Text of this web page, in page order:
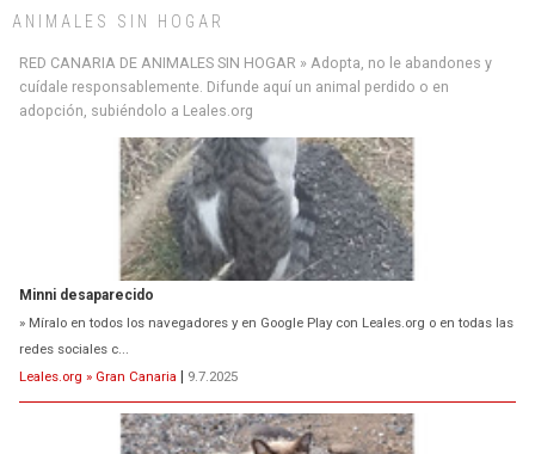
ANIMALES SIN HOGAR
RED CANARIA DE ANIMALES SIN HOGAR » Adopta, no le abandones y
cuídale responsablemente. Difunde aquí un animal perdido o en
adopción, subiéndolo a Leales.org
Minni desaparecido
» Míralo en todos los navegadores y en Google Play con Leales.org o en todas las
redes sociales c...
Leales.org » Gran Canaria
9.7.2025